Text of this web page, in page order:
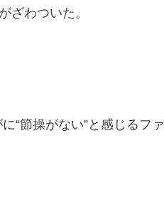
ざわついた。
“節操がない”と感じるフ